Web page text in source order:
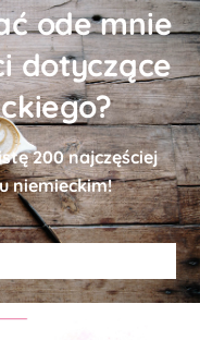
ode mnie
dotyczące
200 najczęściej
niemieckim!